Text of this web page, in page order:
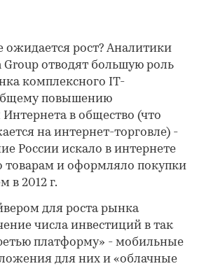
ожидается рост? Аналитики
Group отводят большую роль
комплексного IT-
повышению
в общество (что
на интернет-торговле) -
России искало в интернете
и оформляло покупки
в 2012 г.
для роста рынка
числа инвестиций в так
платформу» - мобильные
для них и «облачные